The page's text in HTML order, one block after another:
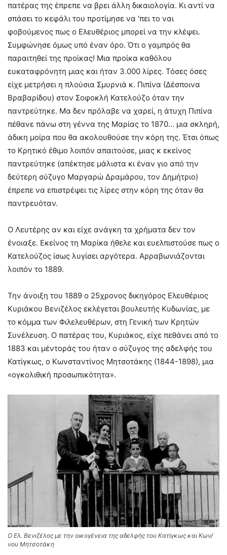
πατέρας της έπρεπε να βρει άλλη δικαιολογία. Κι αντί να
σπάσει το κεφάλι του προτίμησε να ‘πει το ναι
φοβούμενος πως ο Ελευθέριος μπορεί να την κλέψει.
Συμφώνησε όμως υπό έναν όρο. Ότι ο γαμπρός θα
παραιτηθεί της προίκας! Μια προίκα καθόλου
ευκαταφρόνητη μιας και ήταν 3.000 λίρες. Τόσες όσες
είχε μετρήσει η πλούσια Σμυρνιά κ. Πιπίνα (Δέσποινα
Βραβαρίδου) στον Σοφοκλή Κατελούζο όταν την
παντρεύτηκε. Μα δεν πρόλαβε να χαρεί, η άτυχη Πιπίνα
πέθανε πάνω στη γέννα της Μαρίας το 1870… μια σκληρή,
άδικη μοίρα που θα ακολουθούσε την κόρη της. Έτσι όπως
το Κρητικό έθιμο λοιπόν απαιτούσε, μιας κ εκείνος
παντρεύτηκε (απέκτησε μάλιστα κι έναν γιο από την
δεύτερη σύζυγο Μαργαρώ Δραμάρου, τον Δημήτριο)
έπρεπε να επιστρέψει τις λίρες στην κόρη της όταν θα
παντρευόταν.
Ο Λευτέρης αν και είχε ανάγκη τα χρήματα δεν τον
ένοιαξε. Εκείνος τη Μαρίκα ήθελε και ευελπιστούσε πως ο
Κατελούζος ίσως λυγίσει αργότερα. Αρραβωνιάζονται
λοιπόν το 1889.
Την άνοιξη του 1889 ο 25χρονος δικηγόρος Ελευθέριος
Κυριάκου Βενιζέλος εκλέγεται βουλευτής Κυδωνίας, με
το κόμμα των Φιλελευθέρων, στη Γενική των Κρητών
Συνέλευση. Ο πατέρας του, Κυριάκος, είχε πεθάνει από το
1883 και μέντοράς του ήταν ο σύζυγος της αδελφής του
Κατίγκως, ο Κωνσταντίνος Μητσοτάκης (1844-1898), μια
«ογκολιθική προσωπικότητα».
Ο Ελ. Βενιζέλος με την οικογένεια της αδελφής του Κατίγκως και Κων/
νου Μητσοτάκη